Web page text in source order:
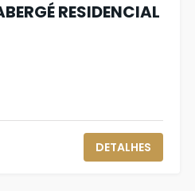
RESIDENCIAL
DETALHES